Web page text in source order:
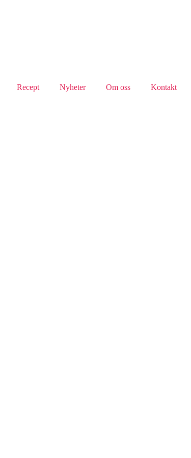
Recept Nyheter Om oss Kontakt